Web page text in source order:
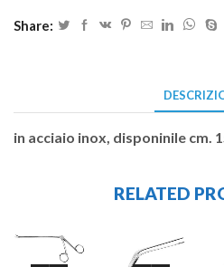
Share:
in acciaio inox, disponinile cm.
RELATED